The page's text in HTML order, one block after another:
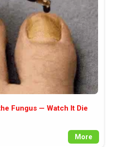
Fungus — Watch It Die
More